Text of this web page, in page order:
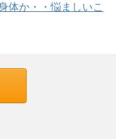
体か・・悩ましいこ